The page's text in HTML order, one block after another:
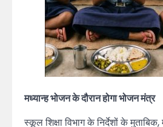
मध्यान्ह भोजन के दौरान होगा भोजन मंत्र
स्कूल शिक्षा विभाग के निर्देशों के